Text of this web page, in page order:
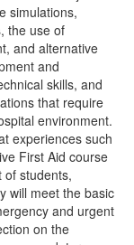
simulations,
the use of
and alternative
and
skills, and
that require
environment.
experiences such
First Aid course
of students,
will meet the basic
and urgent
on the